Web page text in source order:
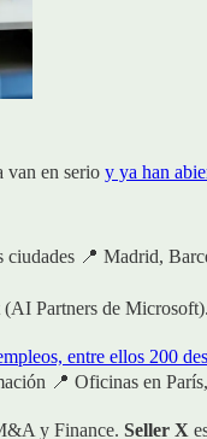
van en serio y ya han
ciudades 📍 Madrid,
(AI Partners de
entre ellos 200
📍 Oficinas en
y Finance. Seller X